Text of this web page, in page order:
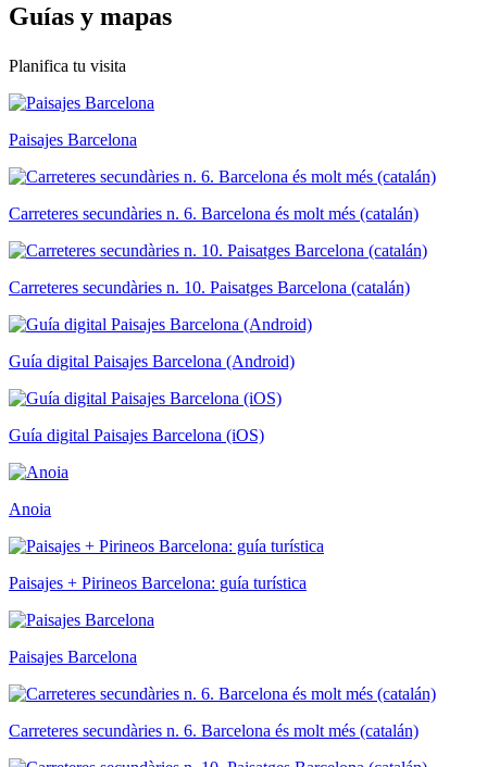
Guías y mapas
Planifica tu visita
Paisajes Barcelona
Carreteres secundàries n. 6. Barcelona és molt més (catalán)
Carreteres secundàries n. 10. Paisatges Barcelona (catalán)
Guía digital Paisajes Barcelona (Android)
Guía digital Paisajes Barcelona (iOS)
Anoia
Paisajes + Pirineos Barcelona: guía turística
Paisajes Barcelona
Carreteres secundàries n. 6. Barcelona és molt més (catalán)